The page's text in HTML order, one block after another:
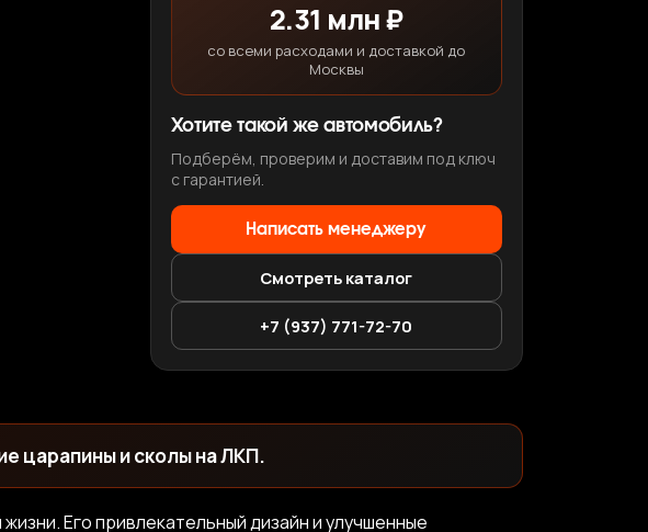
2.31 млн ₽
со всеми расходами и доставкой до
Москвы
Хотите такой же автомобиль?
Подберём, проверим и доставим под ключ
с гарантией.
Написать менеджеру
Смотреть каталог
+7 (937) 771-72-70
царапины и сколы на ЛКП.
Его привлекательный дизайн и улучшенные